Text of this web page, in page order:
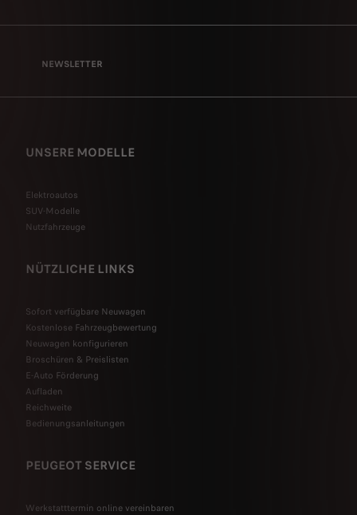
NEWSLETTER
UNSERE MODELLE
Elektroautos
SUV-Modelle
Nutzfahrzeuge
NÜTZLICHE LINKS
Sofort verfügbare Neuwagen
Kostenlose Fahrzeugbewertung
Neuwagen konfigurieren
Broschüren & Preislisten
E-Auto Förderung
Aufladen
Reichweite
Bedienungsanleitungen
PEUGEOT SERVICE
Werkstatttermin online vereinbaren